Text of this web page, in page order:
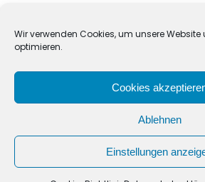
Wir verwenden Cookies, um unsere Website
optimieren.
Cookies
Ablehnen
Einstellungen
Ausbildungs-Lehrgang für
interessierte DVL-Referenten in
Taekwondo Union Baden-